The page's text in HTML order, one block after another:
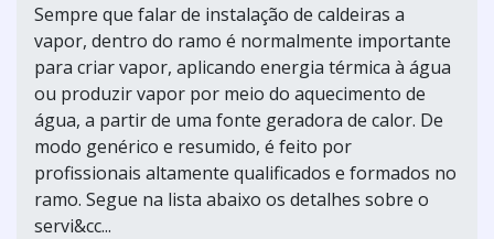
Sempre que falar de instalação de caldeiras a
vapor, dentro do ramo é normalmente importante
para criar vapor, aplicando energia térmica à água
ou produzir vapor por meio do aquecimento de
água, a partir de uma fonte geradora de calor. De
modo genérico e resumido, é feito por
profissionais altamente qualificados e formados no
ramo. Segue na lista abaixo os detalhes sobre o
servi&cc...